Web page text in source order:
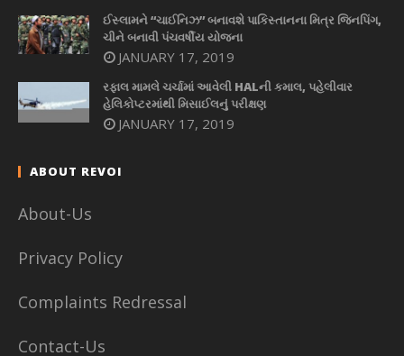
ઈસ્લામને “ચાઈનિઝ” બનાવશે પાકિસ્તાનના મિત્ર જિનપિંગ,
ચીને બનાવી પંચવર્ષીય યોજના
JANUARY 17, 2019
રફાલ મામલે ચર્ચામાં આવેલી HALની કમાલ, પહેલીવાર
હેલિકોપ્ટરમાંથી મિસાઈલનું પરીક્ષણ
JANUARY 17, 2019
ABOUT REVOI
About-Us
Privacy Policy
Complaints Redressal
Contact-Us